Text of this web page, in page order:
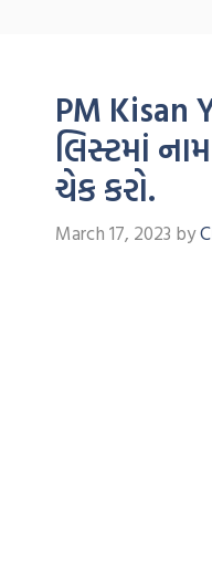
PM Kisan
લિસ્ટમાં
ચેક કરો.
March 17, 2023 by